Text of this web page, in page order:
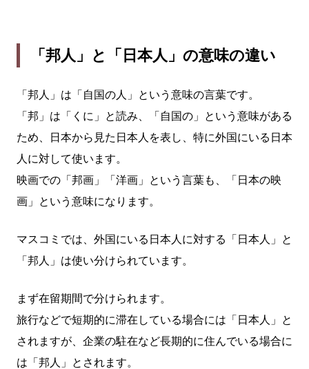
「邦人」と「日本人」の意味の違い
「邦人」は「自国の人」という意味の言葉です。
「邦」は「くに」と読み、「自国の」という意味がある
ため、日本から見た日本人を表し、特に外国にいる日本
人に対して使います。
映画での「邦画」「洋画」という言葉も、「日本の映
画」という意味になります。
マスコミでは、外国にいる日本人に対する「日本人」と
「邦人」は使い分けられています。
まず在留期間で分けられます。
旅行などで短期的に滞在している場合には「日本人」と
されますが、企業の駐在など長期的に住んでいる場合に
は「邦人」とされます。